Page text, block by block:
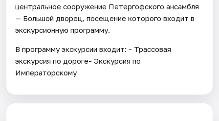
центральное сооружение Петергофского ансамбля
— Большой дворец, посещение которого входит в
экскурсионную программу.
В программу экскурсии входит: - Трассовая
экскурсия по дороге- Экскурсия по
Императорскому